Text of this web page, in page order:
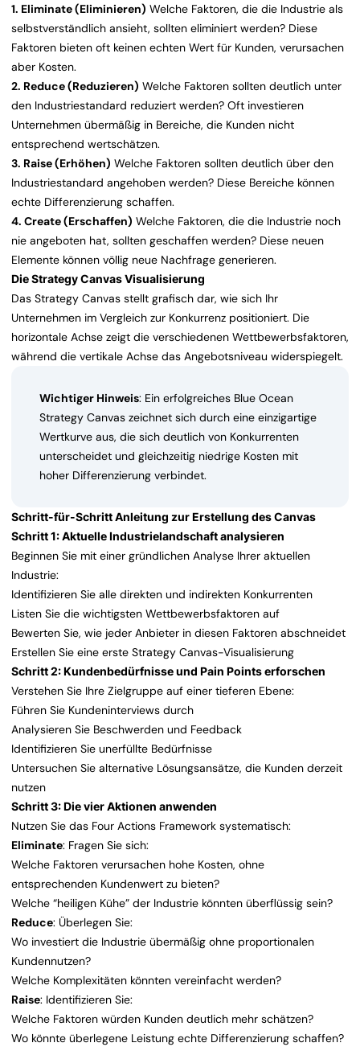
1. Eliminate (Eliminieren) Welche Faktoren, die die Industrie als
selbstverständlich ansieht, sollten eliminiert werden? Diese
Faktoren bieten oft keinen echten Wert für Kunden, verursachen
aber Kosten.
2. Reduce (Reduzieren) Welche Faktoren sollten deutlich unter
den Industriestandard reduziert werden? Oft investieren
Unternehmen übermäßig in Bereiche, die Kunden nicht
entsprechend wertschätzen.
3. Raise (Erhöhen) Welche Faktoren sollten deutlich über den
Industriestandard angehoben werden? Diese Bereiche können
echte Differenzierung schaffen.
4. Create (Erschaffen) Welche Faktoren, die die Industrie noch
nie angeboten hat, sollten geschaffen werden? Diese neuen
Elemente können völlig neue Nachfrage generieren.
Die Strategy Canvas Visualisierung
Das Strategy Canvas stellt grafisch dar, wie sich Ihr
Unternehmen im Vergleich zur Konkurrenz positioniert. Die
horizontale Achse zeigt die verschiedenen Wettbewerbsfaktoren,
während die vertikale Achse das Angebotsniveau widerspiegelt.
Wichtiger Hinweis: Ein erfolgreiches Blue Ocean
Strategy Canvas zeichnet sich durch eine einzigartige
Wertkurve aus, die sich deutlich von Konkurrenten
unterscheidet und gleichzeitig niedrige Kosten mit
hoher Differenzierung verbindet.
Schritt-für-Schritt Anleitung zur Erstellung des Canvas
Schritt 1: Aktuelle Industrielandschaft analysieren
Beginnen Sie mit einer gründlichen Analyse Ihrer aktuellen
Industrie:
Identifizieren Sie alle direkten und indirekten Konkurrenten
Listen Sie die wichtigsten Wettbewerbsfaktoren auf
Bewerten Sie, wie jeder Anbieter in diesen Faktoren abschneidet
Erstellen Sie eine erste Strategy Canvas-Visualisierung
Schritt 2: Kundenbedürfnisse und Pain Points erforschen
Verstehen Sie Ihre Zielgruppe auf einer tieferen Ebene:
Führen Sie Kundeninterviews durch
Analysieren Sie Beschwerden und Feedback
Identifizieren Sie unerfüllte Bedürfnisse
Untersuchen Sie alternative Lösungsansätze, die Kunden derzeit
nutzen
Schritt 3: Die vier Aktionen anwenden
Nutzen Sie das Four Actions Framework systematisch:
Eliminate: Fragen Sie sich:
Welche Faktoren verursachen hohe Kosten, ohne
entsprechenden Kundenwert zu bieten?
Welche “heiligen Kühe” der Industrie könnten überflüssig sein?
Reduce: Überlegen Sie:
Wo investiert die Industrie übermäßig ohne proportionalen
Kundennutzen?
Welche Komplexitäten könnten vereinfacht werden?
Raise: Identifizieren Sie:
Welche Faktoren würden Kunden deutlich mehr schätzen?
Wo könnte überlegene Leistung echte Differenzierung schaffen?